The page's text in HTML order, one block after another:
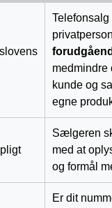
Telefonsalg
medmindre
kunde og
egne
Sælgeren
med at
og formål
Er dit